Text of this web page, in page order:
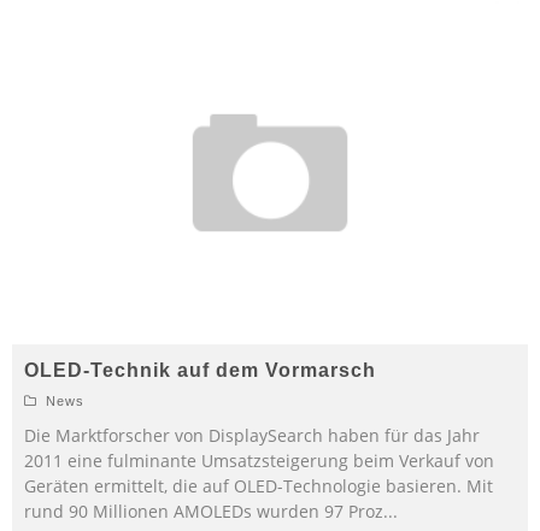
OLED-Technik auf dem Vormarsch
News
Die Marktforscher von DisplaySearch haben für das Jahr
2011 eine fulminante Umsatzsteigerung beim Verkauf von
Geräten ermittelt, die auf OLED-Technologie basieren. Mit
rund 90 Millionen AMOLEDs wurden 97 Proz...